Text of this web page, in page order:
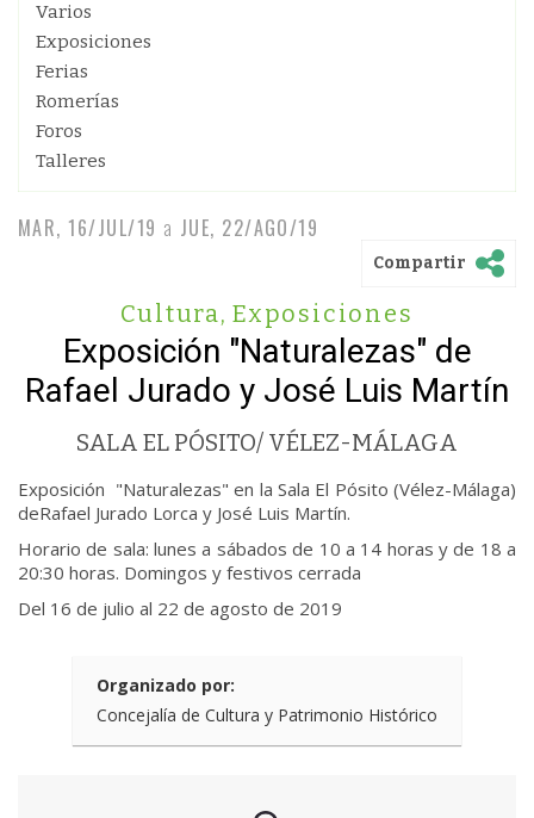
Varios
Exposiciones
Ferias
Romerías
Foros
Talleres
MAR, 16/JUL/19 a JUE, 22/AGO/19
Compartir
Cultura, Exposiciones
Exposición "Naturalezas" de
Rafael Jurado y José Luis Martín
SALA EL PÓSITO/ VÉLEZ-MÁLAGA
Exposición "Naturalezas" en la Sala El Pósito (Vélez-Málaga)
deRafael Jurado Lorca y José Luis Martín.
Horario de sala: lunes a sábados de 10 a 14 horas y de 18 a
20:30 horas. Domingos y festivos cerrada
Del 16 de julio al 22 de agosto de 2019
Organizado por:
Concejalía de Cultura y Patrimonio Histórico